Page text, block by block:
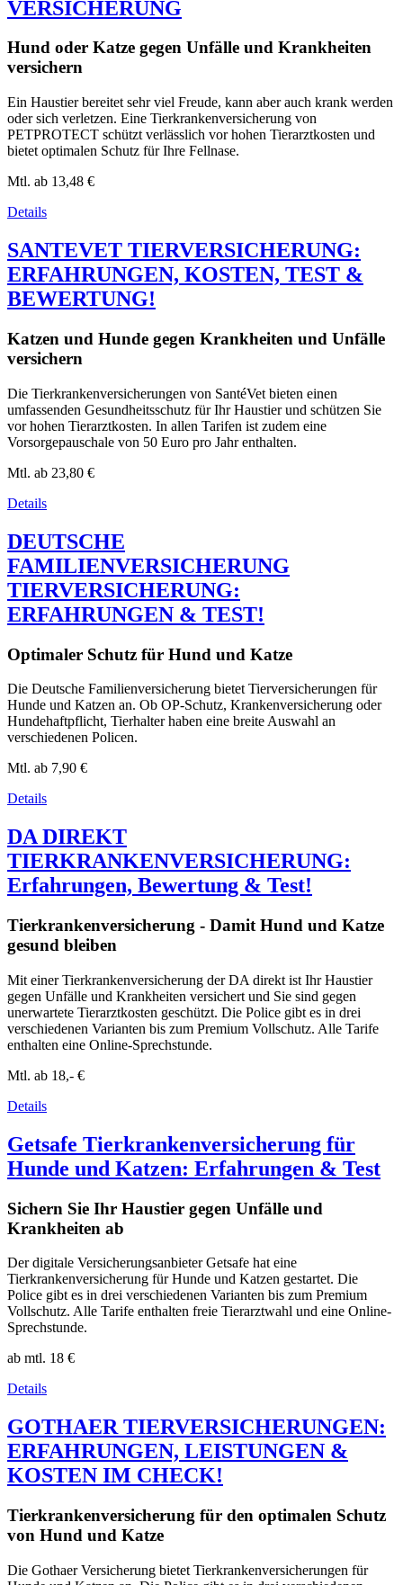
VERSICHERUNG
Hund oder Katze gegen Unfälle und Krankheiten
versichern
Ein Haustier bereitet sehr viel Freude, kann aber auch krank werden
oder sich verletzen. Eine Tierkrankenversicherung von
PETPROTECT schützt verlässlich vor hohen Tierarztkosten und
bietet optimalen Schutz für Ihre Fellnase.
Mtl. ab 13,48 €
Details
SANTEVET TIERVERSICHERUNG:
ERFAHRUNGEN, KOSTEN, TEST &
BEWERTUNG!
Katzen und Hunde gegen Krankheiten und Unfälle
versichern
Die Tierkrankenversicherungen von SantéVet bieten einen
umfassenden Gesundheitsschutz für Ihr Haustier und schützen Sie
vor hohen Tierarztkosten. In allen Tarifen ist zudem eine
Vorsorgepauschale von 50 Euro pro Jahr enthalten.
Mtl. ab 23,80 €
Details
DEUTSCHE
FAMILIENVERSICHERUNG
TIERVERSICHERUNG:
ERFAHRUNGEN & TEST!
Optimaler Schutz für Hund und Katze
Die Deutsche Familienversicherung bietet Tierversicherungen für
Hunde und Katzen an. Ob OP-Schutz, Krankenversicherung oder
Hundehaftpflicht, Tierhalter haben eine breite Auswahl an
verschiedenen Policen.
Mtl. ab 7,90 €
Details
DA DIREKT
TIERKRANKENVERSICHERUNG:
Erfahrungen, Bewertung & Test!
Tierkrankenversicherung - Damit Hund und Katze
gesund bleiben
Mit einer Tierkrankenversicherung der DA direkt ist Ihr Haustier
gegen Unfälle und Krankheiten versichert und Sie sind gegen
unerwartete Tierarztkosten geschützt. Die Police gibt es in drei
verschiedenen Varianten bis zum Premium Vollschutz. Alle Tarife
enthalten eine Online-Sprechstunde.
Mtl. ab 18,- €
Details
Getsafe Tierkrankenversicherung für
Hunde und Katzen: Erfahrungen & Test
Sichern Sie Ihr Haustier gegen Unfälle und
Krankheiten ab
Der digitale Versicherungsanbieter Getsafe hat eine
Tierkrankenversicherung für Hunde und Katzen gestartet. Die
Police gibt es in drei verschiedenen Varianten bis zum Premium
Vollschutz. Alle Tarife enthalten freie Tierarztwahl und eine Online-
Sprechstunde.
ab mtl. 18 €
Details
GOTHAER TIERVERSICHERUNGEN:
ERFAHRUNGEN, LEISTUNGEN &
KOSTEN IM CHECK!
Tierkrankenversicherung für den optimalen Schutz
von Hund und Katze
Die Gothaer Versicherung bietet Tierkrankenversicherungen für